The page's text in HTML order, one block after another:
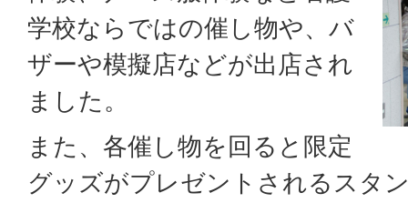
学校ならではの催し物や、バ
ザーや模擬店などが出店され
ました。
また、各催し物を回ると限定
グッズがプレゼントされるスタ